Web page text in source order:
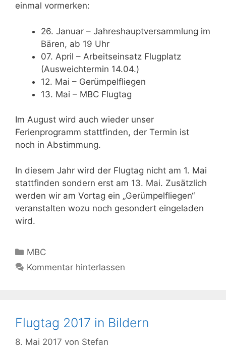
einmal vormerken:
26. Januar – Jahreshauptversammlung im
Bären, ab 19 Uhr
07. April – Arbeitseinsatz Flugplatz
(Ausweichtermin 14.04.)
12. Mai – Gerümpelfliegen
13. Mai – MBC Flugtag
Im August wird auch wieder unser
Ferienprogramm stattfinden, der Termin ist
noch in Abstimmung.
In diesem Jahr wird der Flugtag nicht am 1. Mai
stattfinden sondern erst am 13. Mai. Zusätzlich
werden wir am Vortag ein „Gerümpelfliegen“
veranstalten wozu noch gesondert eingeladen
wird.
Kategorien
MBC
Kommentar hinterlassen
Flugtag 2017 in Bildern
8. Mai 2017 von Stefan